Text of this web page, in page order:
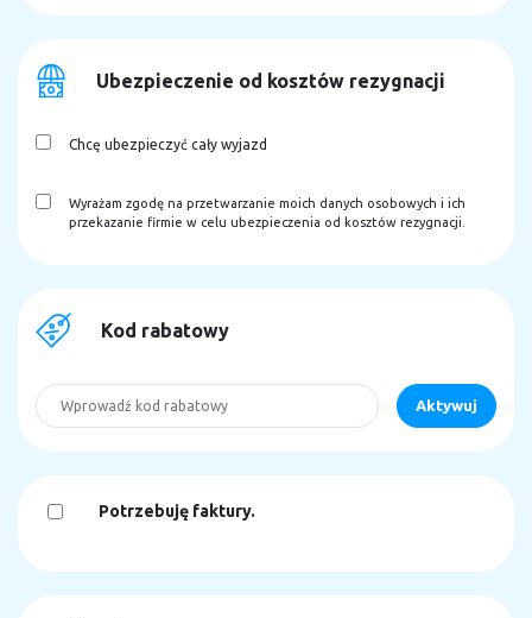
Ubezpieczenie od kosztów rezygnacji
Chcę ubezpieczyć cały wyjazd
Wyrażam zgodę na przetwarzanie moich danych osobowych i ich
przekazanie firmie w celu ubezpieczenia od kosztów rezygnacji.
Kod rabatowy
Potrzebuję faktury.